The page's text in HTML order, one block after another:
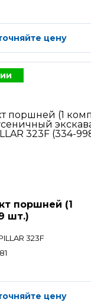
цену
поршней (1
шт.)
323F
цену